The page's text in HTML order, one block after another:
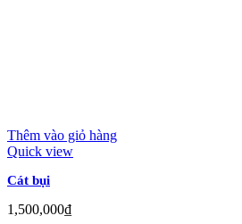
Thêm vào giỏ hàng
Quick view
Cát bụi
1,500,000₫